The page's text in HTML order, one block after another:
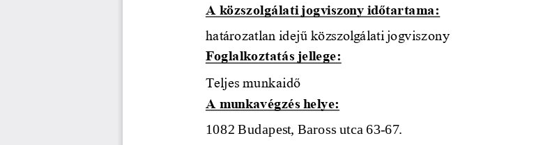
A közszolgálati jogviszony időtartama:
határozatlan idejű közszolgálati jogviszony
Foglalkoztatás jellege:
Teljes munkaidő
A munkavégzés helye:
1082 Budapest, Baross utca 63-67.